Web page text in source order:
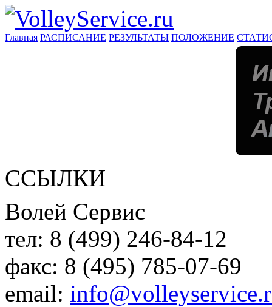
Главная РАСПИСАНИЕ РЕЗУЛЬТАТЫ ПОЛОЖЕНИЕ
ССЫЛКИ
Волей Сервис
тел: 8 (499) 246-84-12
факс: 8 (495) 785-07-69
email: